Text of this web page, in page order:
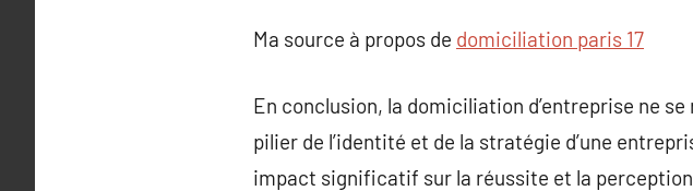
Ma source à propos de domiciliation paris 17
En conclusion, la domiciliation d’entreprise ne
pilier de l’identité et de la stratégie d’une
impact significatif sur la réussite et la